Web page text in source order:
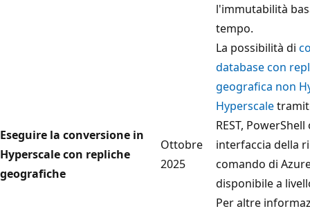
l'immutabilità
tempo.
Eseguire la conversione in
Hyperscale con repliche
geografiche
Ottobre
2025
La possibilità di
database con
geografica non
Hyperscale
REST, PowerShell
interfaccia della
comando di
disponibile a
Per altre